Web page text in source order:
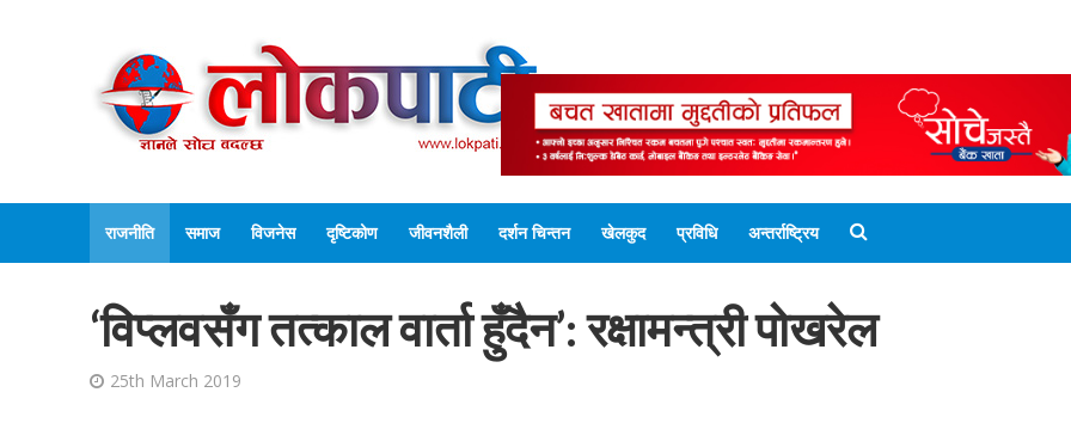
राजनीति समाज विजनेस दृष्टिकोण जीवनशैली दर्शन चिन्तन खेलकुद प्रविधि अन्तर्राष्ट्रिय
‘विप्लवसँग तत्काल वार्ता हुँदैन’: रक्षामन्त्री पोखरेल
25th March 2019